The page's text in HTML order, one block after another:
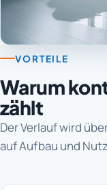
VORTEILE
Warum
zählt
Der Verlauf wird
auf Aufbau und